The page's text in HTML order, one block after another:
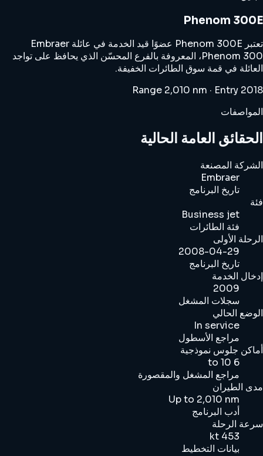
Phenom 300E
تعتبر Phenom 300E عضوًا قيد الخدمة في عائلة Embraer
Phenom 300، المعروفة بالفرع المحسّن الذي يحافظ على تواجد
العائلة في قمة سوق الطائرات الخفيفة.
Range 2,010 nm · Entry 2018
المواصفات
الحقائق العامة الحالية
الشركة المصنعة
Embraer
تاريخ البرنامج
فئة
Business jet
فئة الطائرات
الرحلة الأولى
2008-04-29
تاريخ البرنامج
إدخال الخدمة
2009
سجلات المشغل
الوضع الحالي
In service
مراجع الأسطول
أماكن جلوس نموذجية
6 to 10
مراجع المشغل والمقصورة
مدى الطيران
Up to 2,010 nm
أدب البرنامج
سرعة الرحلة
453 kt
بيانات التخطيط